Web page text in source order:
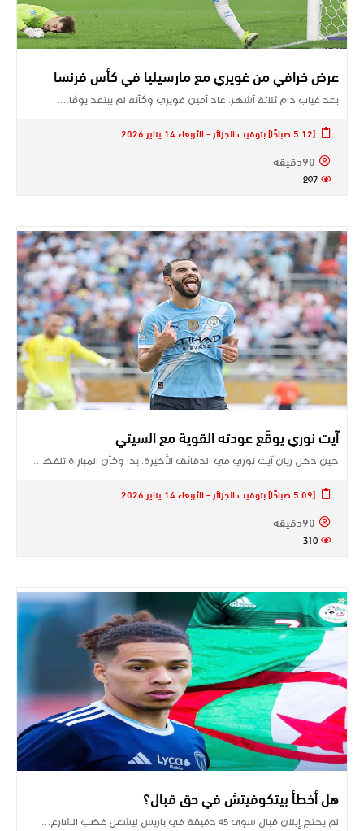
عرض خرافي من غويري مع مارسيليا في كأس فرنسا
بعد غياب دام ثلاثة أشهر، عاد أمين غويري وكأنه لم يبتعد يومًا….
[5:12 صباحًا] بتوقيت الجزائر - الأربعاء 14 يناير 2026
90دقيقة
297
آيت نوري يوقّع عودته القوية مع السيتي
حين دخل ريان آيت نوري في الدقائق الأخيرة، بدا وكأن المباراة تلفظ…
[5:09 صباحًا] بتوقيت الجزائر - الأربعاء 14 يناير 2026
90دقيقة
310
هل أخطأ بيتكوفيتش في حق قبال؟
لم يحتج إيلان قبال سوى 45 دقيقة في باريس ليشعل غضب الشارع…